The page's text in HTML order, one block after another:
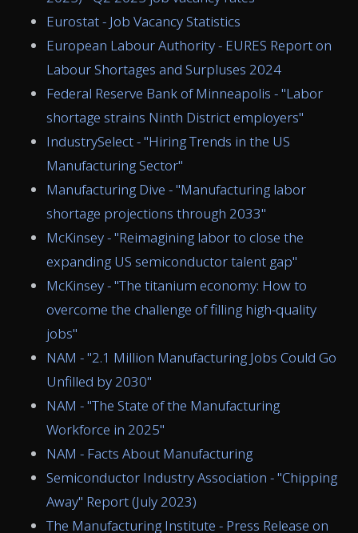
Eurostat - Job Vacancy Statistics
European Labour Authority - EURES Report on
Labour Shortages and Surpluses 2024
Federal Reserve Bank of Minneapolis - "Labor
shortage strains Ninth District employers"
IndustrySelect - "Hiring Trends in the US
Manufacturing Sector"
Manufacturing Dive - "Manufacturing labor
shortage projections through 2033"
McKinsey - "Reimagining labor to close the
expanding US semiconductor talent gap"
McKinsey - "The titanium economy: How to
overcome the challenge of filling high-quality
jobs"
NAM - "2.1 Million Manufacturing Jobs Could Go
Unfilled by 2030"
NAM - "The State of the Manufacturing
Workforce in 2025"
NAM - Facts About Manufacturing
Semiconductor Industry Association - "Chipping
Away" Report (July 2023)
The Manufacturing Institute - Press Release on